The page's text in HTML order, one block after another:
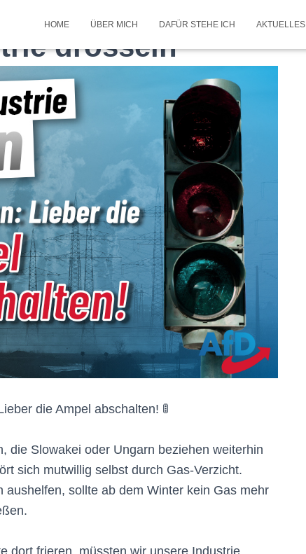
HOME ÜBER MICH DAFÜR STEHE ICH AKTUELLES
drosseln
die Ampel abschalten! 🚦
die Slowakei oder Ungarn beziehen weiterhin
sich mutwillig selbst durch Gas-Verzicht.
sollte ab dem Winter kein Gas mehr